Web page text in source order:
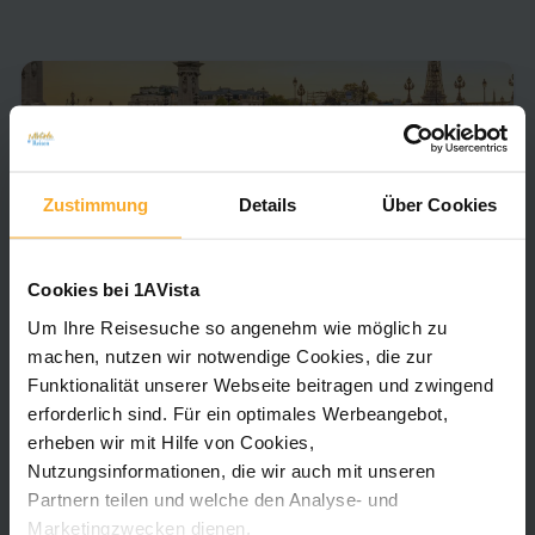
Zustimmung Details Über Cookies
Cookies bei 1AVista
Um Ihre Reisesuche so angenehm wie möglich zu
machen, nutzen wir notwendige Cookies, die zur
Funktionalität unserer Webseite beitragen und zwingend
erforderlich sind. Für ein optimales Werbeangebot,
erheben wir mit Hilfe von Cookies,
Nutzungsinformationen, die wir auch mit unseren
Partnern teilen und welche den Analyse- und
Marketingzwecken dienen.
MS Renoir
Keine Bewertungen vorhanden
Das Flusskreuzfahrtschiff MS Renoir der 5-Anker-
Kategorie vereint elegantes Ambiente mit
gehobenem Komfort. Inspiriert von Pierre-
Auguste Renoir präsentiert sich das 2018
renovierte Schiff in modernem Design mit hellen
Farben und stilvollen Details. An Bord erwarten
Sie ein großzügiger Salon mit Bar und Tanzfläche
Zu den Details